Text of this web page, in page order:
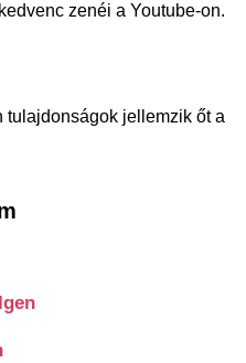
zenéi a Youtube-on.
tulajdonságok jellemzik őt a
Igen